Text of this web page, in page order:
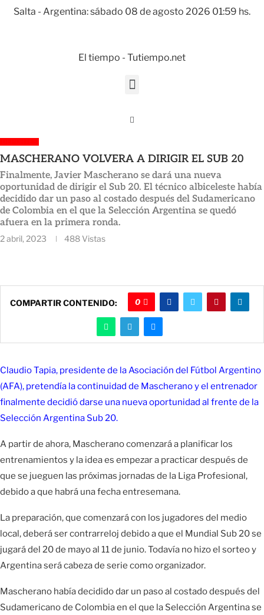
Salta - Argentina: sábado 08 de agosto 2026 01:59 hs.
El tiempo - Tutiempo.net
MASCHERANO VOLVERA A DIRIGIR EL SUB 20
Finalmente, Javier Mascherano se dará una nueva
oportunidad de dirigir el Sub 20. El técnico albiceleste había
decidido dar un paso al costado después del Sudamericano
de Colombia en el que la Selección Argentina se quedó
afuera en la primera ronda.
2 abril, 2023 488 Vistas
COMPARTIR CONTENIDO: 0
Claudio Tapia, presidente de la Asociación del Fútbol Argentino
(AFA), pretendía la continuidad de Mascherano y el entrenador
finalmente decidió darse una nueva oportunidad al frente de la
Selección Argentina Sub 20.
A partir de ahora, Mascherano comenzará a planificar los
entrenamientos y la idea es empezar a practicar después de
que se jueguen las próximas jornadas de la Liga Profesional,
debido a que habrá una fecha entresemana.
La preparación, que comenzará con los jugadores del medio
local, deberá ser contrarreloj debido a que el Mundial Sub 20 se
jugará del 20 de mayo al 11 de junio. Todavía no hizo el sorteo y
Argentina será cabeza de serie como organizador.
Mascherano había decidido dar un paso al costado después del
Sudamericano de Colombia en el que la Selección Argentina se